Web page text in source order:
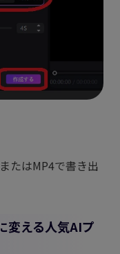
たはMP4で書き出
変える人気AIプ